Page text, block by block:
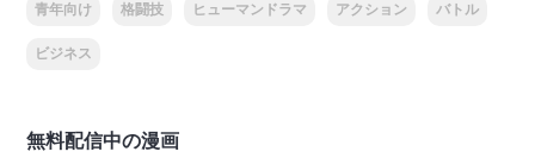
青年向け 格闘技 ヒューマンドラマ アクション バトル
ビジネス
無料配信中の漫画